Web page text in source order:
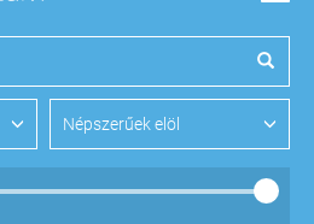
Népszerűek elöl